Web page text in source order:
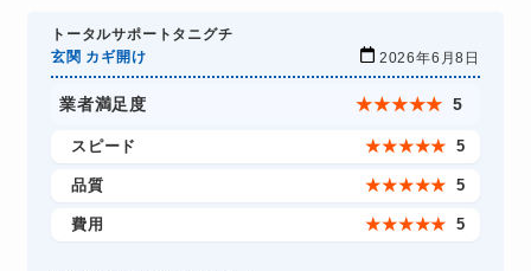
トータルサポートタニグチ
玄関 カギ開け
2026年6月8日
業者満足度 ★★★★★ 5
スピード ★★★★★ 5
品質 ★★★★★ 5
費用 ★★★★★ 5